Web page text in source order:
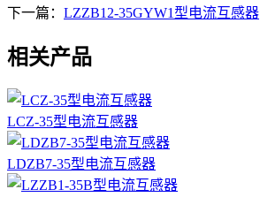
下一篇： LZZB12-35GYW1型电流互感器
相关产品
LCZ-35型电流互感器
LDZB7-35型电流互感器